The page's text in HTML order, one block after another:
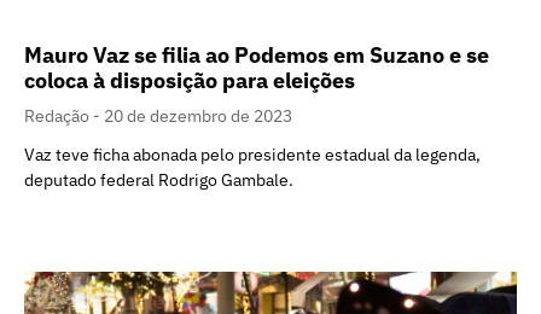
Mauro Vaz se filia ao Podemos em Suzano e se
coloca à disposição para eleições
Redação
20 de dezembro de 2023
Vaz teve ficha abonada pelo presidente estadual da legenda,
deputado federal Rodrigo Gambale.